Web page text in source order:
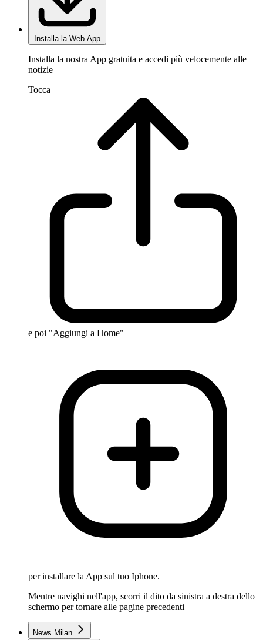
Installa la Web App
Installa la nostra App gratuita e accedi più velocemente alle
notizie
Tocca
e poi "Aggiungi a Home"
per installare la App sul tuo Iphone.
Mentre navighi nell'app, scorri il dito da sinistra a destra dello
schermo per tornare alle pagine precedenti
News Milan